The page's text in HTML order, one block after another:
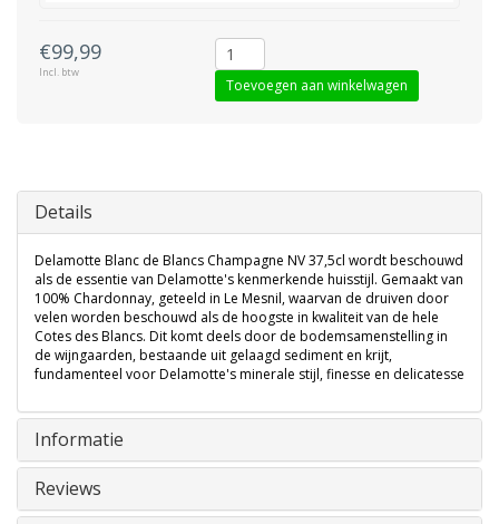
€99,99
Incl. btw
Toevoegen aan winkelwagen
Details
Delamotte Blanc de Blancs Champagne NV 37,5cl wordt beschouwd
als de essentie van Delamotte's kenmerkende huisstijl. Gemaakt van
100% Chardonnay, geteeld in Le Mesnil, waarvan de druiven door
velen worden beschouwd als de hoogste in kwaliteit van de hele
Cotes des Blancs. Dit komt deels door de bodemsamenstelling in
de wijngaarden, bestaande uit gelaagd sediment en krijt,
fundamenteel voor Delamotte's minerale stijl, finesse en delicatesse
Informatie
Reviews